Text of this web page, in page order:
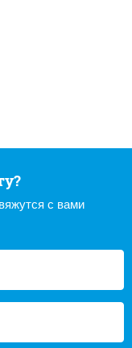
с вами